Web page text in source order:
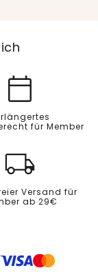
für Member
Versand für
ab 29€